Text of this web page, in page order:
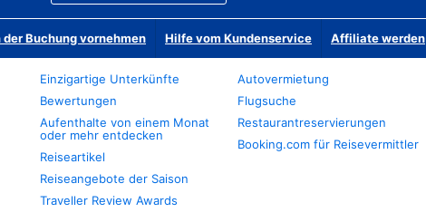
Buchung vornehmen Hilfe vom Kundenservice Affiliate werden
Einzigartige Unterkünfte
Bewertungen
Aufenthalte von einem Monat
oder mehr entdecken
Reiseartikel
Reiseangebote der Saison
Traveller Review Awards
Autovermietung
Flugsuche
Restaurantreservierungen
Booking.com für Reisevermittler